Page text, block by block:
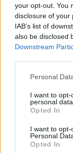
your opt-out. You
disclosure of your
IAB’s list of
also be disclosed
Downstream
Please note that
not limited to
grant or deny
use your data for
consent section.
Personal
I want to
personal data.
Opted In
I want to
Personal
Opted In
Mint ahogy az
Zabrzében
igaz,
játszhat a
milyen alapon
olasz
ilyen eseteket
társadalom,
értetődő, hogy
színeiben
Ez évben